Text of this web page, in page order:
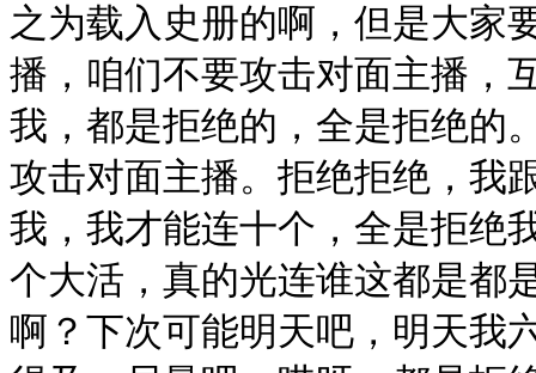
之为载入史册的啊，但是大家
播，咱们不要攻击对面主播，
我，都是拒绝的，全是拒绝的
攻击对面主播。拒绝拒绝，我
我，我才能连十个，全是拒绝
个大活，真的光连谁这都是都
啊？下次可能明天吧，明天我